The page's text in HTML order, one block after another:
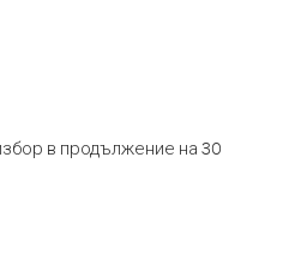
в продължение на 30